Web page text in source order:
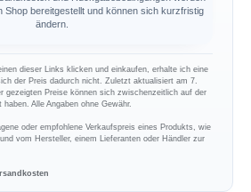
Shop bereitgestellt und können sich kurzfristig
ändern.
dieser Links klicken und einkaufen, erhalte ich eine
der Preis dadurch nicht. Zuletzt aktualisiert am 7.
gezeigten Preise können sich zwischenzeitlich auf der
Alle Angaben ohne Gewähr.
oder empfohlene Verkaufspreis eines Produkts, wie
vom Hersteller, einem Lieferanten oder Händler zur